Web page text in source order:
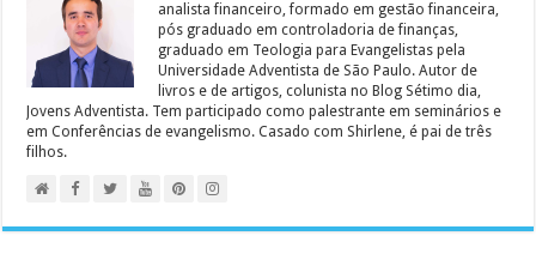
analista financeiro, formado em gestão financeira,
pós graduado em controladoria de finanças,
graduado em Teologia para Evangelistas pela
Universidade Adventista de São Paulo. Autor de
livros e de artigos, colunista no Blog Sétimo dia,
Jovens Adventista. Tem participado como palestrante em seminários e
em Conferências de evangelismo. Casado com Shirlene, é pai de três
filhos.